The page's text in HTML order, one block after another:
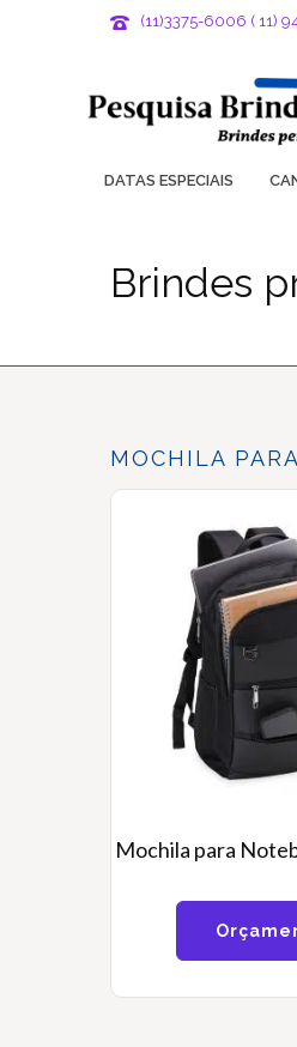
(11)3375-6006 ( 11)
DATAS ESPECIAIS
Brindes
MOCHILA
Mochila para